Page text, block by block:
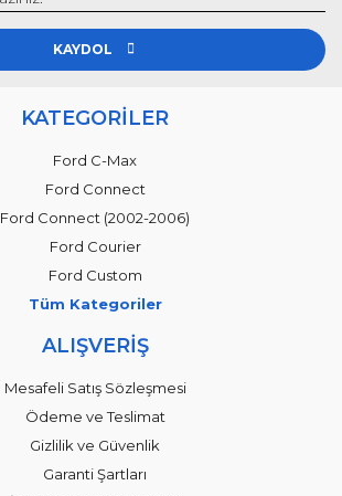
KAYDOL
KATEGORİLER
Ford C-Max
Ford Connect
Ford Connect (2002-2006)
Ford Courier
Ford Custom
Tüm Kategoriler
ALIŞVERİŞ
Mesafeli Satış Sözleşmesi
Ödeme ve Teslimat
Gizlilik ve Güvenlik
Garanti Şartları